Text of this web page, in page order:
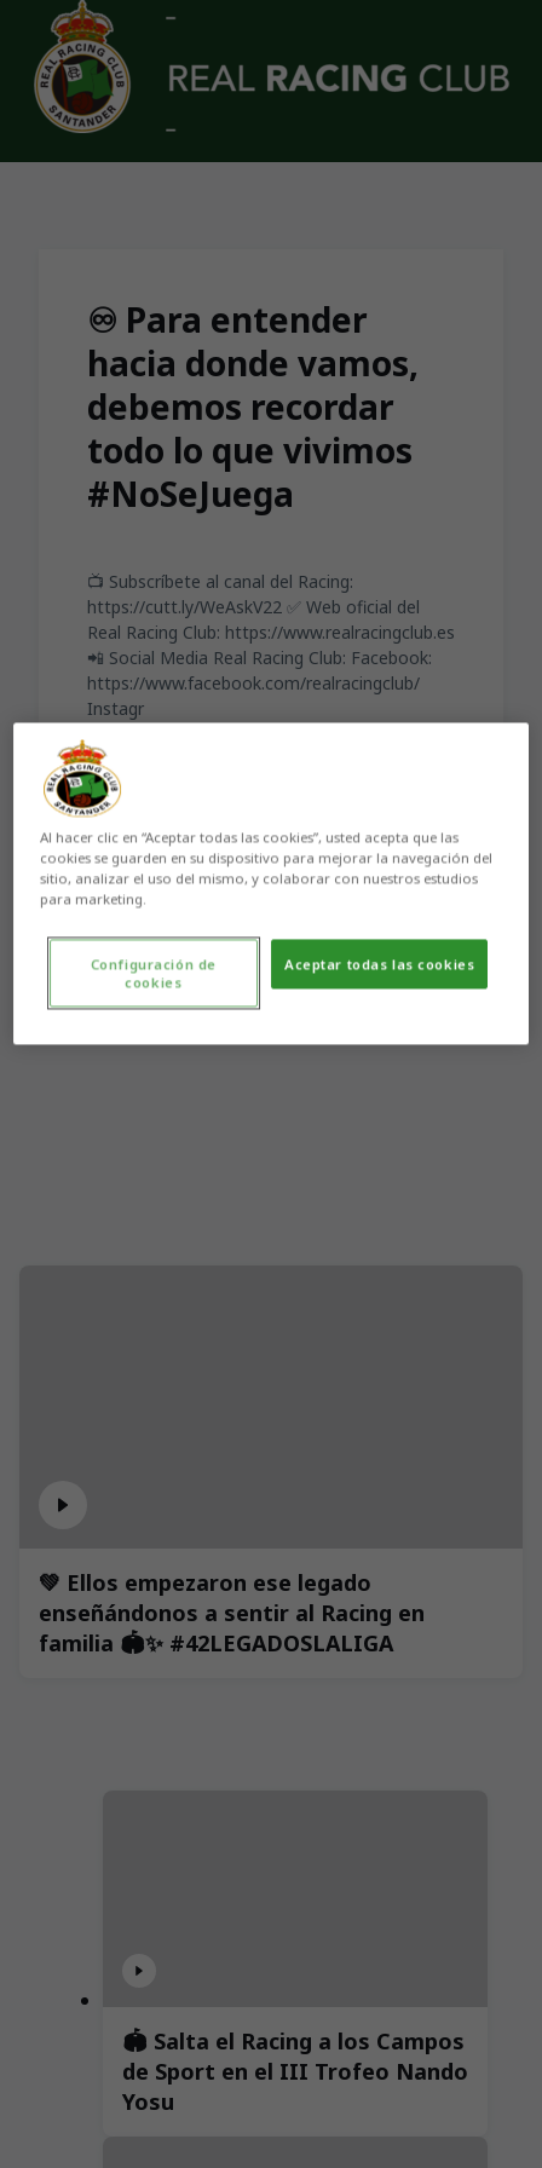
Skip to main content
♾ Para entender
hacia donde vamos,
debemos recordar
todo lo que vivimos
#NoSeJuega
📺 Subscríbete al canal del Racing:
https://cutt.ly/WeAskV22 ✅ Web oficial del
Real Racing Club: https://www.realracingclub.es
📲 Social Media Real Racing Club: Facebook:
https://www.facebook.com/realracingclub/
Instagr
Aún no hay reacciones. ¡Sé el primero!
💚 Ellos empezaron ese legado
enseñándonos a sentir al Racing en
familia 🏟️✨ #42LEGADOSLALIGA
🏟️ Salta el Racing a los Campos
de Sport en el III Trofeo Nando
Yosu
Al hacer clic en “Aceptar todas las cookies”, usted acepta que las
cookies se guarden en su dispositivo para mejorar la navegación del
sitio, analizar el uso del mismo, y colaborar con nuestros estudios
para marketing.
Aceptar todas las cookies
Configuración de
cookies